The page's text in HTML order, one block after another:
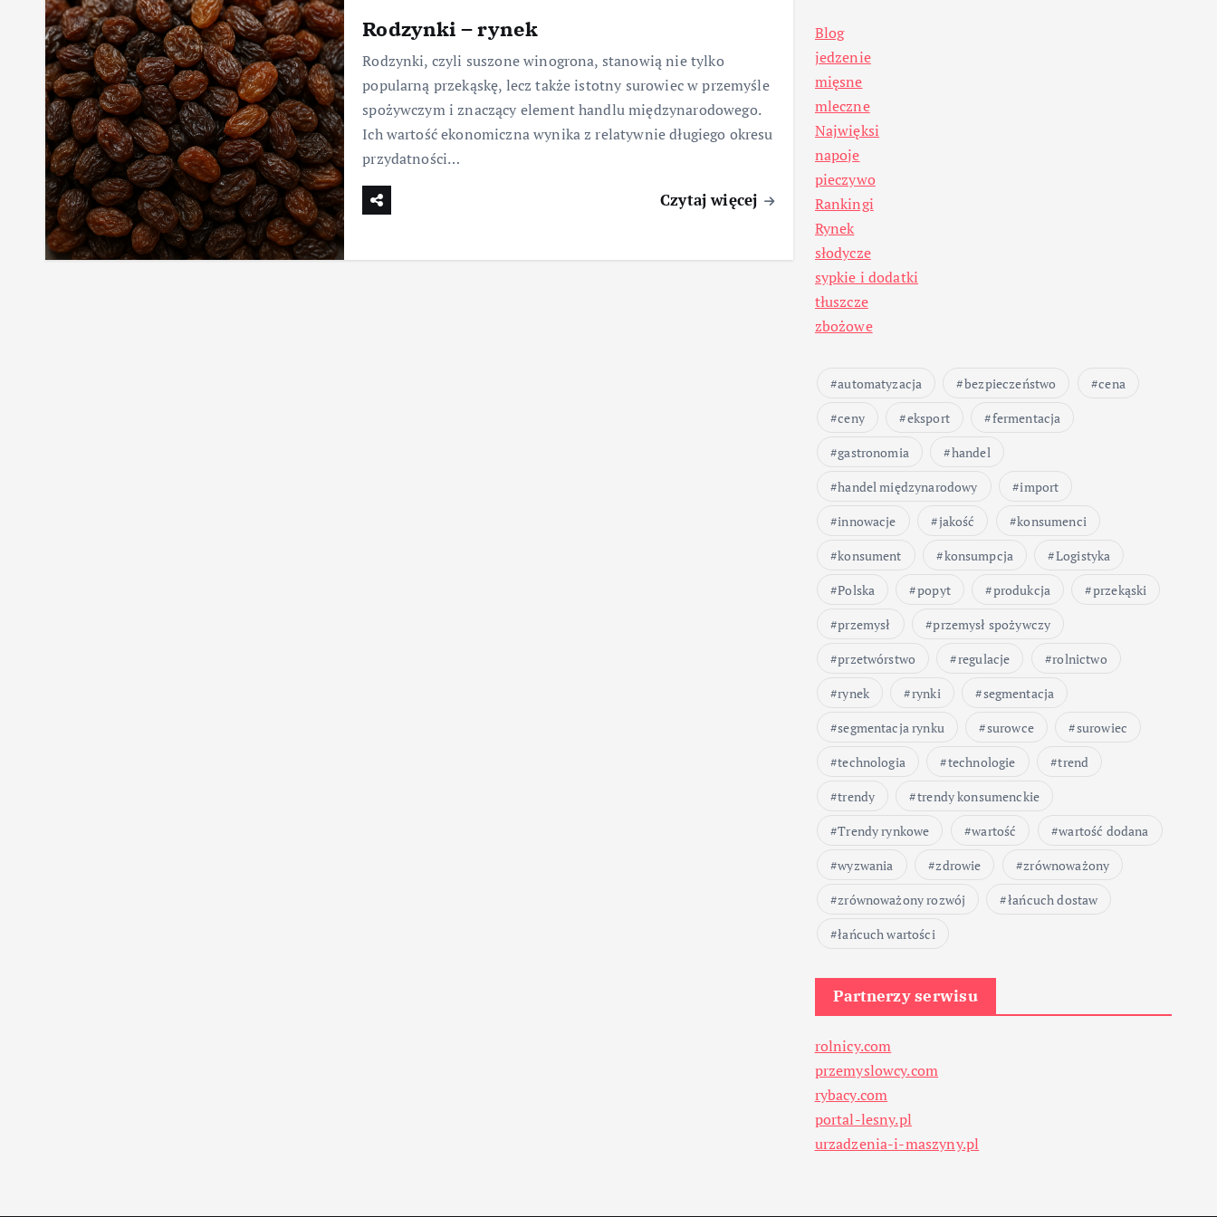
Rodzynki – rynek
Rodzynki, czyli suszone winogrona, stanowią nie tylko
popularną przekąskę, lecz także istotny surowiec w przemyśle
spożywczym i znaczący element handlu międzynarodowego.
Ich wartość ekonomiczna wynika z relatywnie długiego okresu
przydatności…
Czytaj więcej
Blog
jedzenie
mięsne
mleczne
Najwięksi
napoje
pieczywo
Rankingi
Rynek
słodycze
sypkie i dodatki
tłuszcze
zbożowe
automatyzacja bezpieczeństwo
cena
ceny
eksport
fermentacja
gastronomia
handel
handel międzynarodowy
import
innowacje
jakość
konsumenci
konsument
konsumpcja
Logistyka
Polska
popyt produkcja
przekąski
przemysł
przemysł spożywczy
przetwórstwo
regulacje
rolnictwo
rynek
rynki
segmentacja
segmentacja rynku
surowce
surowiec
technologia
technologie
trend
trendy
trendy konsumenckie
Trendy rynkowe
wartość
wartość dodana
wyzwania
zdrowie
zrównoważony
zrównoważony rozwój
łańcuch dostaw
łańcuch wartości
Partnerzy serwisu
rolnicy.com
przemyslowcy.com
rybacy.com
portal-lesny.pl
urzadzenia-i-maszyny.pl